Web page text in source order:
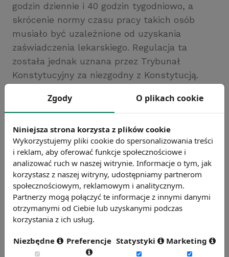
godzin dziennie i 40 godzin tygodniowo, a
skrócenie normy czasu pracy takich osób
musiało być uzależnione od uzyskania
zaświadczenia lekarskiego. Regulacja ta
została jednak uznana przez Trybunał
Konstytucyjny za niezgodny z Konstytucją.
Trybunału.
Źródło: Senat RP
Chcesz wiedzieć więcej?
Zobacz więcej wiadomości
Zgody O plikach cookie
Niniejsza strona korzysta z plików cookie
Wykorzystujemy pliki cookie do spersonalizowania treści
i reklam, aby oferować funkcje społecznościowe i
analizować ruch w naszej witrynie. Informacje o tym, jak
korzystasz z naszej witryny, udostępniamy partnerom
społecznościowym, reklamowym i analitycznym.
Partnerzy mogą połączyć te informacje z innymi danymi
otrzymanymi od Ciebie lub uzyskanymi podczas
korzystania z ich usług.
Niezbędne Preferencje Statystyki Marketing